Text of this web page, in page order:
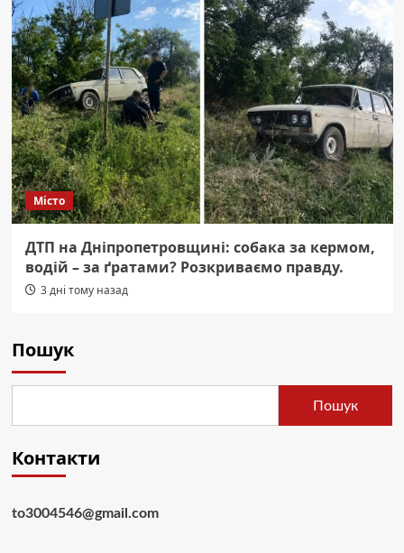
Місто
ДТП на Дніпропетровщині: собака за кермом,
водій – за ґратами? Розкриваємо правду.
3 дні тому назад
Пошук
Пошук
Контакти
to3004546@gmail.com